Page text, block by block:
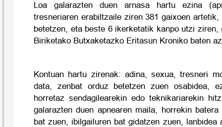
Loa galarazten duen arnasa hartu ezina
tresneriaren erabiltzaile ziren 381 gaixoen
betetzen, eta beste 6 ikerketatik kanpo utzi
Biriketako Butxaketazko Eritasun Kroniko baten
Kontuan hartu zirenak: adina, sexua, tresneri
data, zenbat orduz betetzen zuen osabidea,
horretaz sendagilearekin edo teknikariarekin
galarazten duen apnearen maila, horrekin
bat zuen, ibilgailuren bat gidatzen zuen,